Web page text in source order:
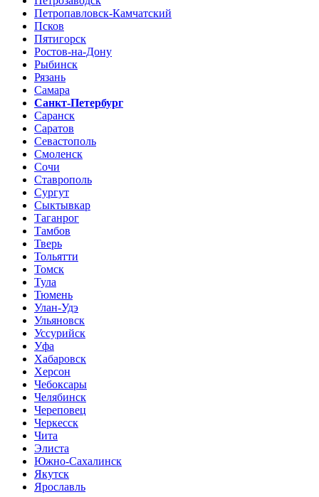
Петропавловск-Камчатский
Псков
Пятигорск
Ростов-на-Дону
Рыбинск
Рязань
Самара
Санкт-Петербург
Саранск
Саратов
Севастополь
Смоленск
Сочи
Ставрополь
Сургут
Сыктывкар
Таганрог
Тамбов
Тверь
Тольятти
Томск
Тула
Тюмень
Улан-Удэ
Ульяновск
Уссурийск
Уфа
Хабаровск
Херсон
Чебоксары
Челябинск
Череповец
Черкесск
Чита
Элиста
Южно-Сахалинск
Якутск
Ярославль